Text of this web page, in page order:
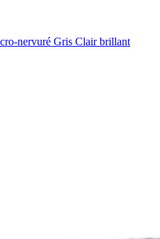
nervuré Gris Clair brillant